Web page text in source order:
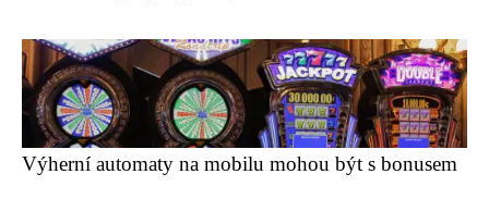
Výherní automaty na mobilu mohou být s bonusem